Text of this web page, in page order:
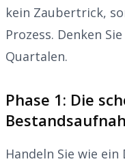
kein Zaubertrick,
Prozess. Denken
Quartalen.
Phase 1: Die
Handeln Sie wie